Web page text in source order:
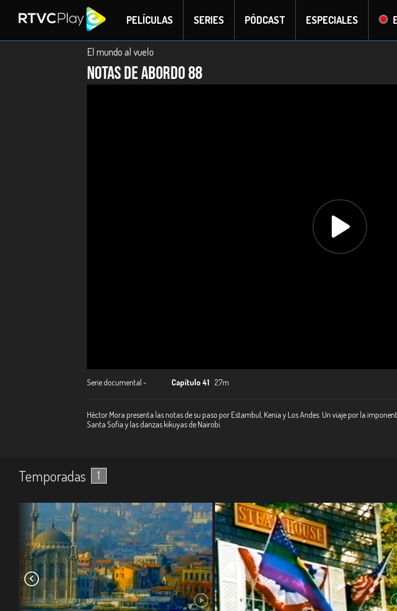
PELÍCULAS SERIES PÓDCAST ESPECIALES
El mundo al vuelo
Notas de abordo 88
Serie documental - Capítulo 41 27m
Héctor Mora presenta las notas de su paso por Estambul, Kenia y Los Andes. Un viaje por la
Santa Sofía y las danzas kikuyas de Nairobi.
Temporadas 1